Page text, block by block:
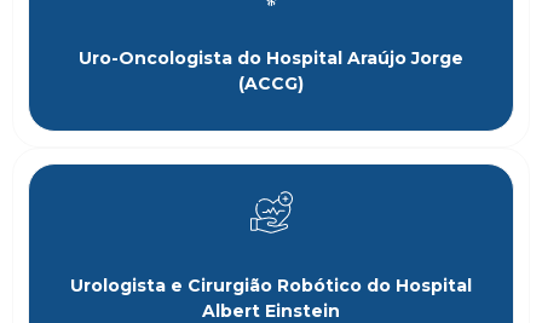
Uro-Oncologista do Hospital Araújo Jorge
(ACCG)
Urologista e Cirurgião Robótico do Hospital
Albert Einstein